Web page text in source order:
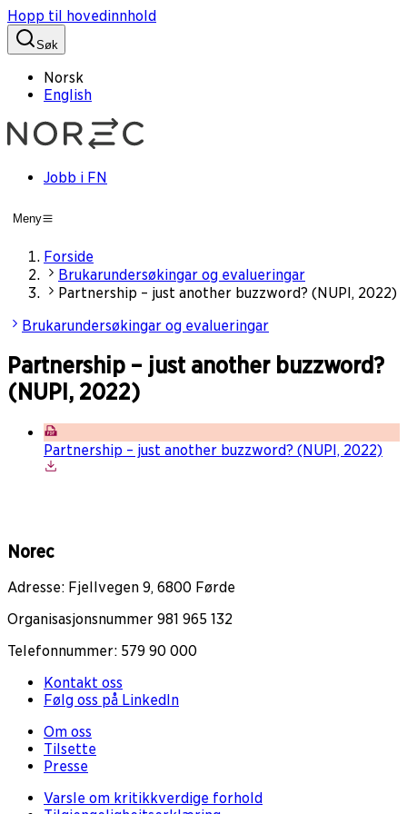
Hopp til hovedinnhold
Søk
Norsk
English
Jobb i FN
Meny
Forside
Brukarundersøkingar og evalueringar
Partnership – just another buzzword? (NUPI, 2022)
Brukarundersøkingar og evalueringar
Partnership – just another buzzword?
(NUPI, 2022)
Partnership – just another buzzword? (NUPI, 2022)
Norec
Adresse: Fjellvegen 9, 6800 Førde
Organisasjonsnummer 981 965 132
Telefonnummer: 579 90 000
Kontakt oss
Følg oss på LinkedIn
Om oss
Tilsette
Presse
Varsle om kritikkverdige forhold